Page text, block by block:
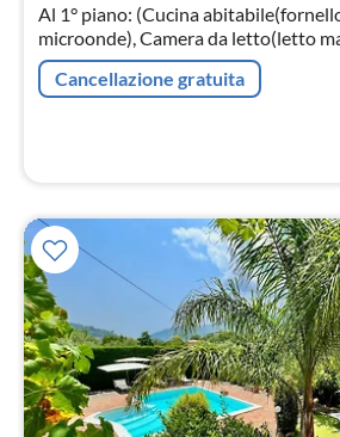
Al 1° piano: (Cucina
microonde), Camera da letto(letto
balcone), Camera da letto(letto
Cancellazione gratuita